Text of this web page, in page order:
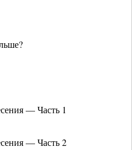
— Часть 1
— Часть 2